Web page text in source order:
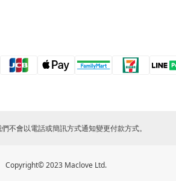
不會以電話或簡訊方式通知變更付款方式。
Copyright© 2023 Maclove Ltd.